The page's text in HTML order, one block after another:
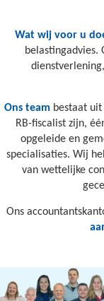
Wat wij voor u
Ons teambestaat uit
RB-fiscalist zijn,
opgeleide en
specialisaties. Wij
van wettelijke
Ons